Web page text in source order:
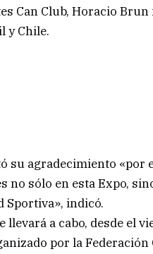
Can Club, Horacio
y Chile.
su agradecimiento «por
no sólo en esta Expo,
Sportiva», indicó.
llevará a cabo, desde el
por la